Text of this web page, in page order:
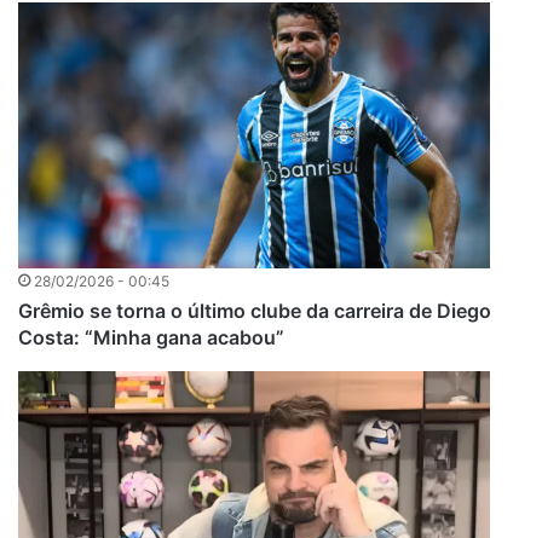
28/02/2026 - 00:45
Grêmio se torna o último clube da carreira de Diego
Costa: “Minha gana acabou”